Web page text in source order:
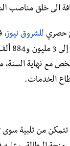
الى خلق مناصب
حصري للشروق نيوز،
البطالة مليون و922 ألف